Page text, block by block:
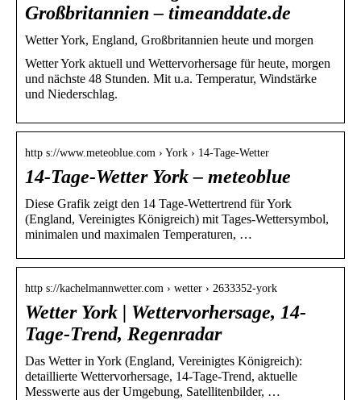
Großbritannien – timeanddate.de
Wetter York, England, Großbritannien heute und morgen
Wetter York aktuell und Wettervorhersage für heute, morgen
und nächste 48 Stunden. Mit u.a. Temperatur, Windstärke
und Niederschlag.
http s://www.meteoblue.com › York › 14-Tage-Wetter
14-Tage-Wetter York – meteoblue
Diese Grafik zeigt den 14 Tage-Wettertrend für York
(England, Vereinigtes Königreich) mit Tages-Wettersymbol,
minimalen und maximalen Temperaturen, …
http s://kachelmannwetter.com › wetter › 2633352-york
Wetter York | Wettervorhersage, 14-
Tage-Trend, Regenradar
Das Wetter in York (England, Vereinigtes Königreich):
detaillierte Wettervorhersage, 14-Tage-Trend, aktuelle
Messwerte aus der Umgebung, Satellitenbilder, …